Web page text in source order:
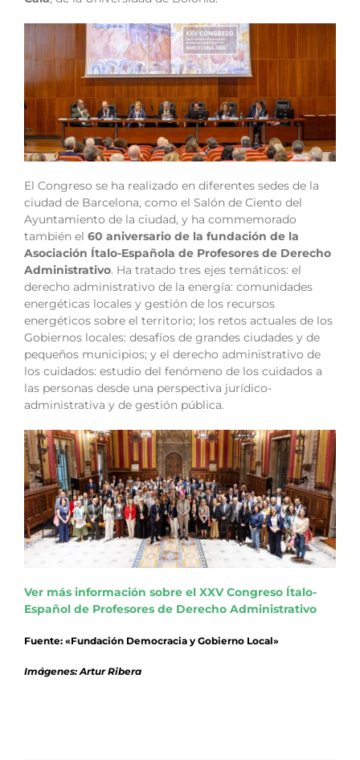
El Congreso se ha realizado en diferentes sedes de la
ciudad de Barcelona, como el Salón de Ciento del
Ayuntamiento de la ciudad, y ha commemorado
también el 60 aniversario de la fundación de la
Asociación Ítalo-Española de Profesores de Derecho
Administrativo. Ha tratado tres ejes temáticos: el
derecho administrativo de la energía: comunidades
energéticas locales y gestión de los recursos
energéticos sobre el territorio; los retos actuales de los
Gobiernos locales: desafíos de grandes ciudades y de
pequeños municipios; y el derecho administrativo de
los cuidados: estudio del fenómeno de los cuidados a
las personas desde una perspectiva jurídico-
administrativa y de gestión pública.
Ver más información sobre el XXV Congreso Ítalo-
Español de Profesores de Derecho Administrativo
Fuente: «Fundación Democracia y Gobierno Local»
Imágenes: Artur Ribera